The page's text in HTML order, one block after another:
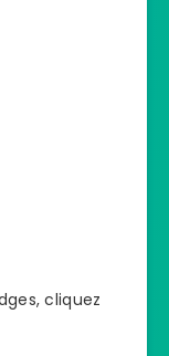
cliquez